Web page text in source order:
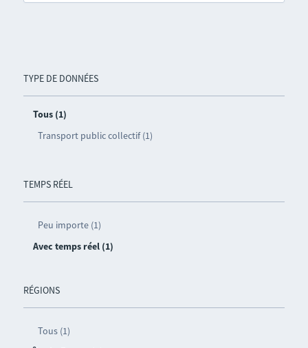
TYPE DE DONNÉES
Tous (1)
Transport public collectif (1)
TEMPS RÉEL
Peu importe (1)
Avec temps réel (1)
RÉGIONS
Tous (1)